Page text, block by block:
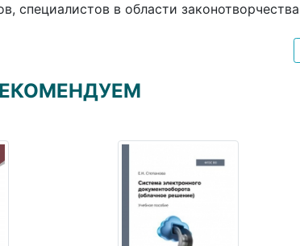
специалистов в области законотворчества